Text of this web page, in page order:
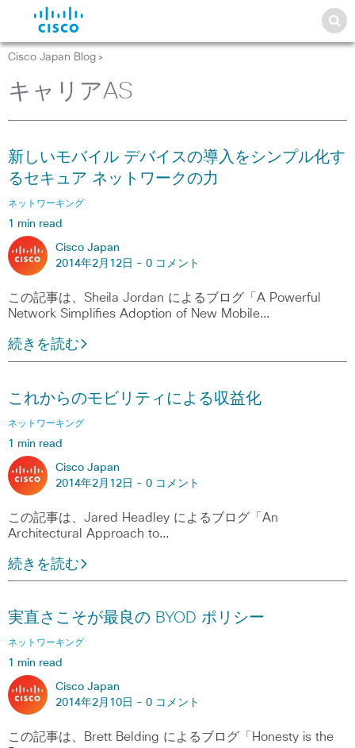
Cisco Japan Blog >
キャリアAS
新しいモバイル デバイスの導入をシンプル化す
るセキュア ネットワークの力
ネットワーキング
1 min read
Cisco Japan
2014年2月12日 - 0 コメント
この記事は、Sheila Jordan によるブログ「A Powerful
Network Simplifies Adoption of New Mobile…
続きを読む
これからのモビリティによる収益化
ネットワーキング
1 min read
Cisco Japan
2014年2月12日 - 0 コメント
この記事は、Jared Headley によるブログ「An
Architectural Approach to…
続きを読む
実直さこそが最良の BYOD ポリシー
ネットワーキング
1 min read
Cisco Japan
2014年2月10日 - 0 コメント
この記事は、Brett Belding によるブログ「Honesty is the